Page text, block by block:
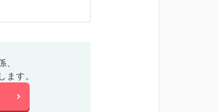
、
す。